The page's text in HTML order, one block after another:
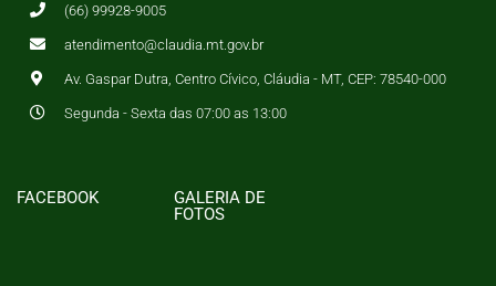
(66) 99928-9005
atendimento@claudia.mt.gov.br
Av. Gaspar Dutra, Centro Cívico, Cláudia - MT, CEP: 78540-000
Segunda - Sexta das 07:00 as 13:00
FACEBOOK
GALERIA DE
FOTOS